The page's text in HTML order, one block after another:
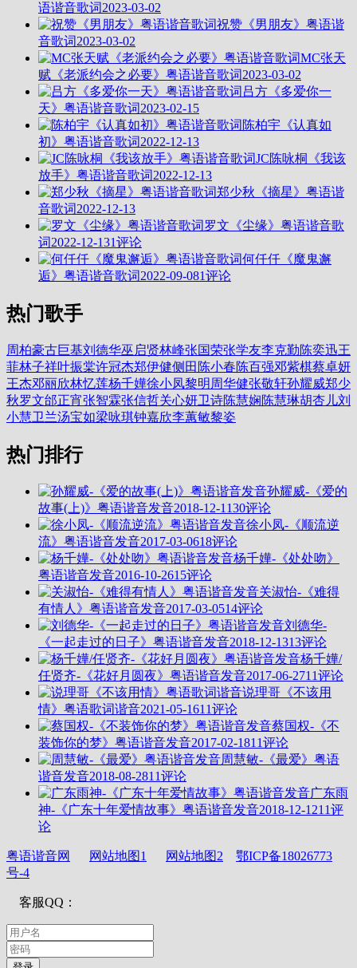
语谐音歌词2023-03-02
祝赞《男朋友》粤语谐
音歌词2023-03-02
MC张天
赋《老派约会之必要》粤语谐音歌词2023-03-02
吕方《多爱你一
天》粤语谐音歌词2023-02-15
陈柏宇《认真如
初》粤语谐音歌词2022-12-13
JC陈咏桐《我该
放手》粤语谐音歌词2022-12-13
郑少秋《摘星》粤语谐
音歌词2022-12-13
罗文《尘缘》粤语谐音歌
词2022-12-131评论
何仟仟《魔鬼邂
逅》粤语谐音歌词2022-09-081评论
热门歌手
周柏豪古巨基刘德华巫启贤林峰张国荣张学友李克勤陈奕迅王
菲林子祥叶振棠许冠杰郑伊健侧田 陈小春陈百强邓紫棋蔡卓妍
王杰邓丽欣林忆莲杨千嬅徐小凤黎明 周华健张敬轩孙耀威郑少
秋罗文邰正宵张智霖张信哲关心妍卫诗陈慧娴陈慧琳胡杏儿刘
小慧卫兰汤宝如梁咏琪钟嘉欣李蕙敏黎姿
热门排行
孙耀威-《爱的
故事(上)》粤语谐音发音2018-12-1130评论
徐小凤-《顺流逆
流》粤语谐音发音2017-03-0618评论
杨千嬅-《处处吻》
粤语谐音发音2016-10-2615评论
关淑怡-《难得
有情人》粤语谐音发音2017-03-0514评论
刘德华-
《一起走过的日子》粤语谐音发音2018-12-1313评论
杨千嬅/
任贤齐-《花好月圆夜》粤语谐音发音2017-06-2711评论
说理哥《不该用
情》粤语歌词谐音2021-05-1611评论
蔡国权-《不
装饰你的梦》粤语谐音发音2017-02-1811评论
周慧敏-《最爱》粤语
谐音发音2018-08-2811评论
广东雨
神-《广东十年爱情故事》粤语谐音发音2018-12-1211评
论
粤语谐音网 网站地图1 网站地图2
鄂ICP备18026773
号-4
客服QQ：